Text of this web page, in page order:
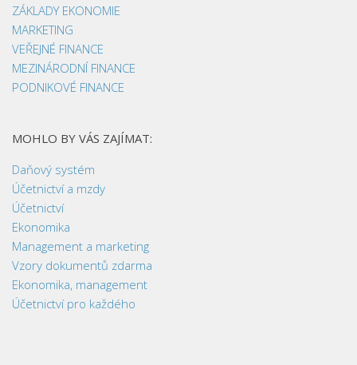
ZÁKLADY EKONOMIE
MARKETING
VEŘEJNÉ FINANCE
MEZINÁRODNÍ FINANCE
PODNIKOVÉ FINANCE
MOHLO BY VÁS ZAJÍMAT:
Daňový systém
Účetnictví a mzdy
Účetnictví
Ekonomika
Management a marketing
Vzory dokumentů zdarma
Ekonomika, management
Účetnictví pro každého